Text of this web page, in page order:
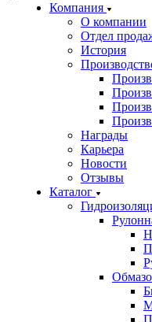
Компания
О компании
Отдел
История
Награды
Карьера
Новости
Отзывы
Каталог